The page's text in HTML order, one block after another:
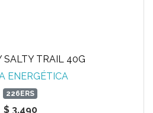
SALTY TRAIL 40G
ENERGÉTICA
226ERS
$ 3.490